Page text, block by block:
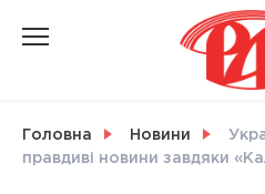
Головна Новини
правдиві новини завдяки